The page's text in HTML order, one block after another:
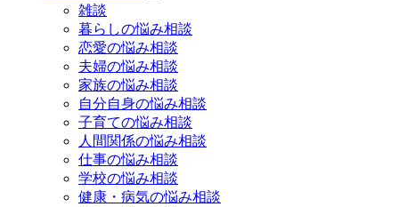
雑談
暮らしの悩み相談
恋愛の悩み相談
夫婦の悩み相談
家族の悩み相談
自分自身の悩み相談
子育ての悩み相談
人間関係の悩み相談
仕事の悩み相談
学校の悩み相談
健康・病気の悩み相談